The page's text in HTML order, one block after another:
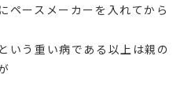
ペースメーカーを入れてから
いう重い病である以上は親の